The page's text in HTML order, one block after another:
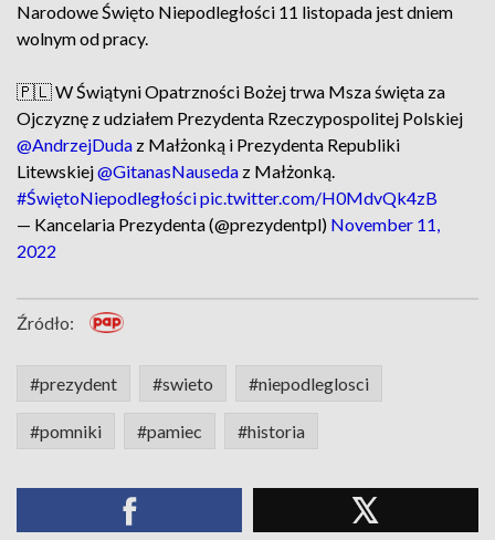
Narodowe Święto Niepodległości 11 listopada jest dniem
wolnym od pracy.
🇵🇱 W Świątyni Opatrzności Bożej trwa Msza święta za
Ojczyznę z udziałem Prezydenta Rzeczypospolitej Polskiej
@AndrzejDuda z Małżonką i Prezydenta Republiki
Litewskiej@GitanasNauseda z Małżonką.
#ŚwiętoNiepodległościpic.twitter.com/H0MdvQk4zB
— Kancelaria Prezydenta (@prezydentpl) November 11,
2022
Źródło:
#prezydent #swieto #niepodleglosci
#pomniki #pamiec #historia